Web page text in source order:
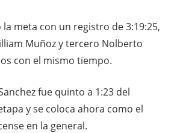
la meta con un registro de 3:19:25,
Muñoz y tercero Nolberto
con el mismo tiempo.
fue quinto a 1:23 del
y se coloca ahora como el
en la general.